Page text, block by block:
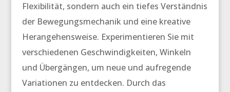
Flexibilität, sondern auch ein tiefes Verständnis
der Bewegungsmechanik und eine kreative
Herangehensweise. Experimentieren Sie mit
verschiedenen Geschwindigkeiten, Winkeln
und Übergängen, um neue und aufregende
Variationen zu entdecken. Durch das